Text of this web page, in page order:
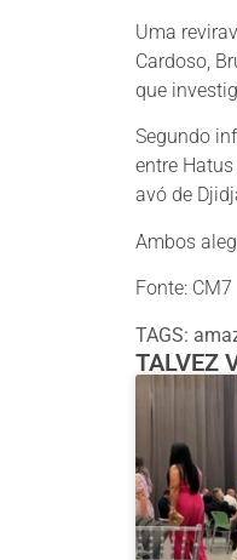
Uma
Cardoso,
que
Segundo
entre
avó de
Ambos
Fonte: CM7
TAGS:
TALVEZ